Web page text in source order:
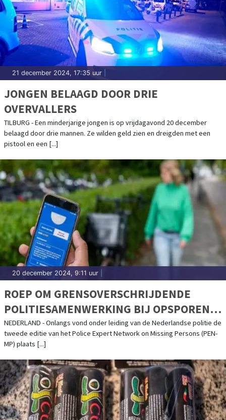
21 december 2024, 17:35 uur
JONGEN BELAAGD DOOR DRIE
OVERVALLERS
TILBURG - Een minderjarige jongen is op vrijdagavond 20 december
belaagd door drie mannen. Ze wilden geld zien en dreigden met een
pistool en een [...]
20 december 2024, 9:11 uur
ROEP OM GRENSOVERSCHRIJDENDE
POLITIESAMENWERKING BIJ OPSPOREN
VERMISTE PERSONEN
NEDERLAND - Onlangs vond onder leiding van de Nederlandse politie de
tweede editie van het Police Expert Network on Missing Persons (PEN-
MP) plaats [...]